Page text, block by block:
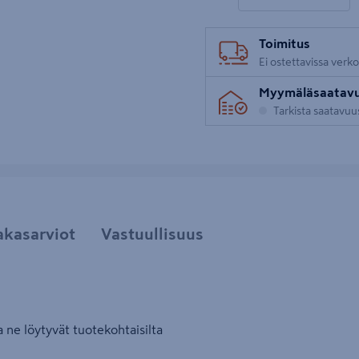
Toimitus
Ei ostettavissa
Tarkista
Vastuullisuus
ne löytyvät tuotekohtaisilta